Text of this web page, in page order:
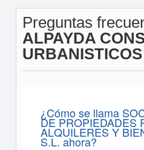
Preguntas
ALPAYDA
¿Cómo se llama
DE PROPIEDADES
ALQUILERES Y
S.L. ahora?